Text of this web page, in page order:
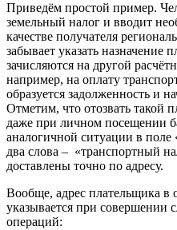
Приведём простой пример.
земельный налог и вводит
качестве получателя
забывает указать назначение
зачисляются на другой
например, на оплату
образуется задолженность и
Отметим, что отозвать такой
даже при личном посещении
аналогичной ситуации в поле
два слова – «транспортный
доставлены точно по адресу.
Вообще, адрес плательщика в
указывается при
операций: